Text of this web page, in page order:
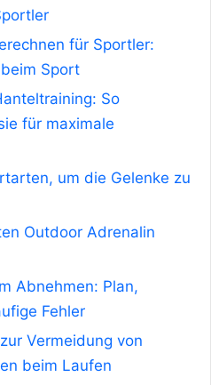
für Sportler:
Sport
So
für maximale
um die Gelenke zu
Outdoor Adrenalin
Abnehmen: Plan,
Fehler
Vermeidung von
beim Laufen